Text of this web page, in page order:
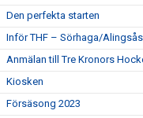
Den perfekta starten
Inför THF – Sörhaga/Alingsås
Anmälan till Tre Kronors
Kiosken
Försäsong 2023